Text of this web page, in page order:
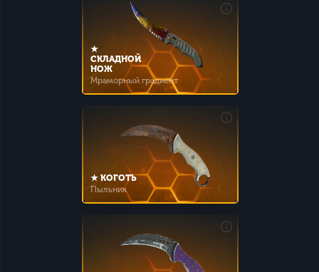
★
СКЛАДНОЙ
НОЖ
Мраморный градиент
★ КОГОТЬ
Пыльник